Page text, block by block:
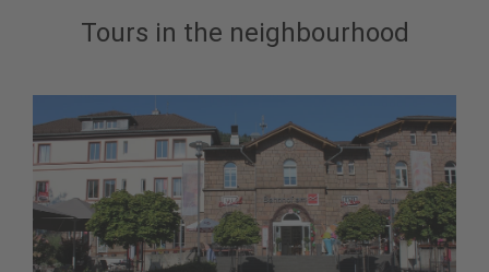
Tours in the neighbourhood